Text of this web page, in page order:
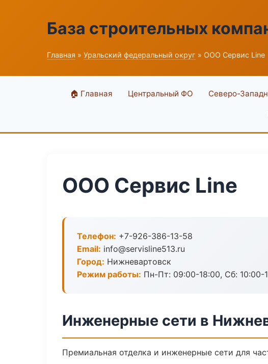
База строительных
Главная » Уральский федеральный округ » ООО Сервис Line
🏠 Главная Центральный ФО Северо-
ООО Сервис Line
Телефон: +7-926-386-13-58
Email: info@servisline513.ru
Город: Нижневартовск
Режим работы: Пн-Пт: 09:00-18:00, Сб: 10:00-
Инженерные сети в
Премиальная отделка и инженерные сети для